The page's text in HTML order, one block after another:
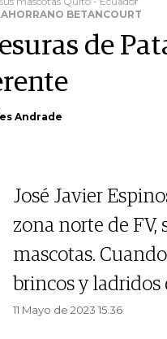
BETANCOURT
de
Andrade
José Javier
zona norte de FV,
mascotas.
brincos y ladridos
11 Mayo de 2023 15.36